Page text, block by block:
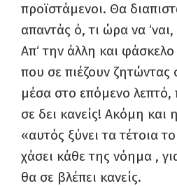
προϊστάμενοι. Θα
απαντάς ό, τι ώρα να ‘
Απ‘ την άλλη και
που σε πιέζουν ζητώντας
μέσα στο επόμενο λεπτό,
σε δει κανείς! Ακόμη και
«αυτός ξύνει τα τέτοια
χάσει κάθε της νόημα ,
θα σε βλέπει κανείς.